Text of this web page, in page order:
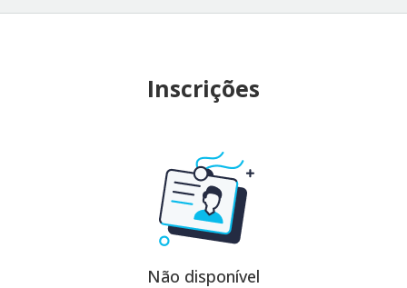
Inscrições
Não disponível